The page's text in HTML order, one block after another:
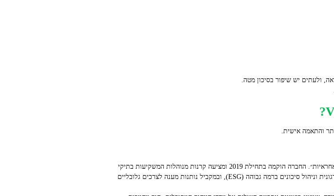
?
והתאמה אישית.
היא הבית להשקעות אחראיות החלוץ בישראל בתחום ה״השקעות אחראיות״. החברה הוקמה בתחילת 2019 ומציעה קרנות מנוהלות המשקיעות בתיקי
השקעות מאוזנים של חברות ציבוריות מצטיינות, המתאפיינות בהתנהלות ארגונית וניהול סיכונים ברמה גבוהה (ESG), ובמקביל נותנות מענה לצרכים גלובליים